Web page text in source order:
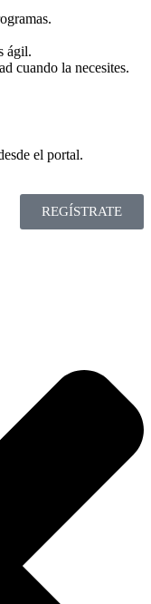
ágil.
cuando la necesites.
el portal.
REGÍSTRATE